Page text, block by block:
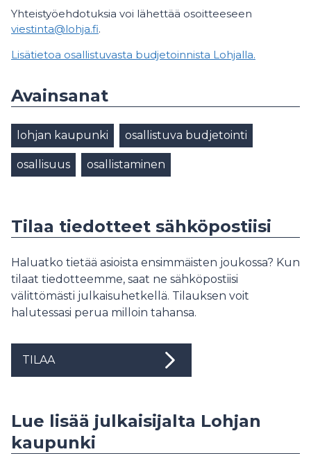
Yhteistyöehdotuksia voi lähettää osoitteeseen
viestinta@lohja.fi.
Lisätietoa osallistuvasta budjetoinnista Lohjalla.
Avainsanat
lohjan kaupunki osallistuva budjetointi
osallisuus osallistaminen
Tilaa tiedotteet sähköpostiisi
Haluatko tietää asioista ensimmäisten joukossa? Kun
tilaat tiedotteemme, saat ne sähköpostiisi
välittömästi julkaisuhetkellä. Tilauksen voit
halutessasi perua milloin tahansa.
TILAA
Lue lisää julkaisijalta Lohjan
kaupunki